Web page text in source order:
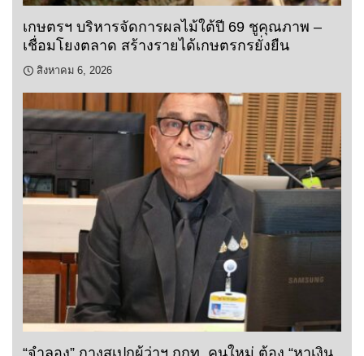
เกษตรฯ บริหารจัดการผลไม้ใต้ปี 69 ชูคุณภาพ –
เชื่อมโยงตลาด สร้างรายได้เกษตรกรยั่งยืน
สิงหาคม 6, 2026
“จำลอง” กางสเปกผู้ว่าฯ กกท. คนใหม่ ต้อง “หาเงิน